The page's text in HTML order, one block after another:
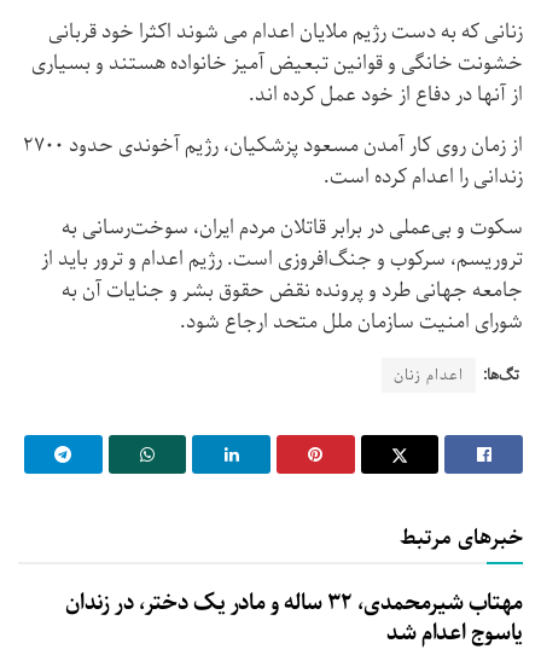
زنانی که به دست رژیم ملایان اعدام می شوند اکثرا خود قربانی
خشونت خانگی و قوانین تبعیض آمیز خانواده هستند و بسیاری
از آنها در دفاع از خود عمل کرده اند.
از زمان روی کار آمدن مسعود پزشکیان، رژیم آخوندی حدود ۲۷۰۰
زندانی را اعدام کرده است.
سکوت و بی‌عملی در برابر قاتلان مردم ایران، سوخت‌رسانی به
تروریسم، سرکوب و جنگ‌افروزی است. رژیم اعدام و ترور باید از
جامعه جهانی طرد و پرونده‌ نقض حقوق بشر و جنایات آن به
شورای امنیت سازمان ملل متحد ارجاع شود.
تگ‌ها: اعدام زنان
خبرهای مرتبط
مهتاب شیرمحمدی، ۳۲ ساله و مادر یک دختر، در زندان
یاسوج اعدام شد